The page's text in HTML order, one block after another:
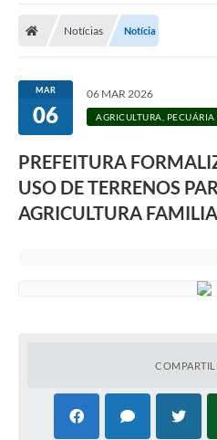
Notícias Notícia
MAR
06
06 MAR 2026
AGRICULTURA,
PREFEITURA
USO DE TERRENOS
AGRICULTURA